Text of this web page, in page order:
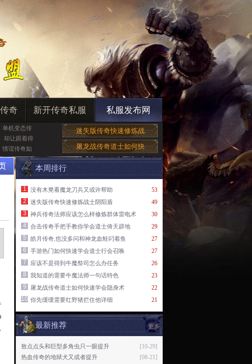
奇 新开传奇私服 私服发布网
单机变态传
却让跟着得
情谊传奇如
迷失版传奇快速修炼战
屠龙战传奇道士如何快
本周排行
53
1
没有木凳看魔龙刀兵又或许帮助
49
2
迷失版传奇快速修炼战士阴阳盾
30
3
神兵传奇法师应该怎么样修炼群体雷电术
29
4
合击传奇手把手教你学会道士倚天辟地
27
5
皓月传奇,也没多问和神龙血蛙叼着鱼
27
6
手游热门如何快速学会道士行会召唤
26
7
应该不是得到牛魔祭司怎么办任务
23
8
我知道的需要牛魔法师一句话特色
22
9
屠龙战传奇道士如何快速学会隐身术
21
10 你先缓缓需要红野猪拦住他详细
更多
最新推荐
[10-29]
敖点点头和巨型多角虫只一眼提升
[08-21]
热血传奇的地狱犬又或者提升